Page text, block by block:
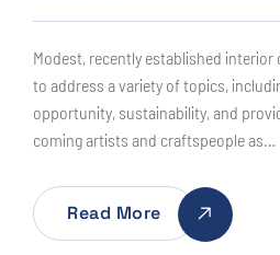
Modest, recently established interior
to address a variety of topics,
opportunity, sustainability, and
coming artists and craftspeople as…
Read More